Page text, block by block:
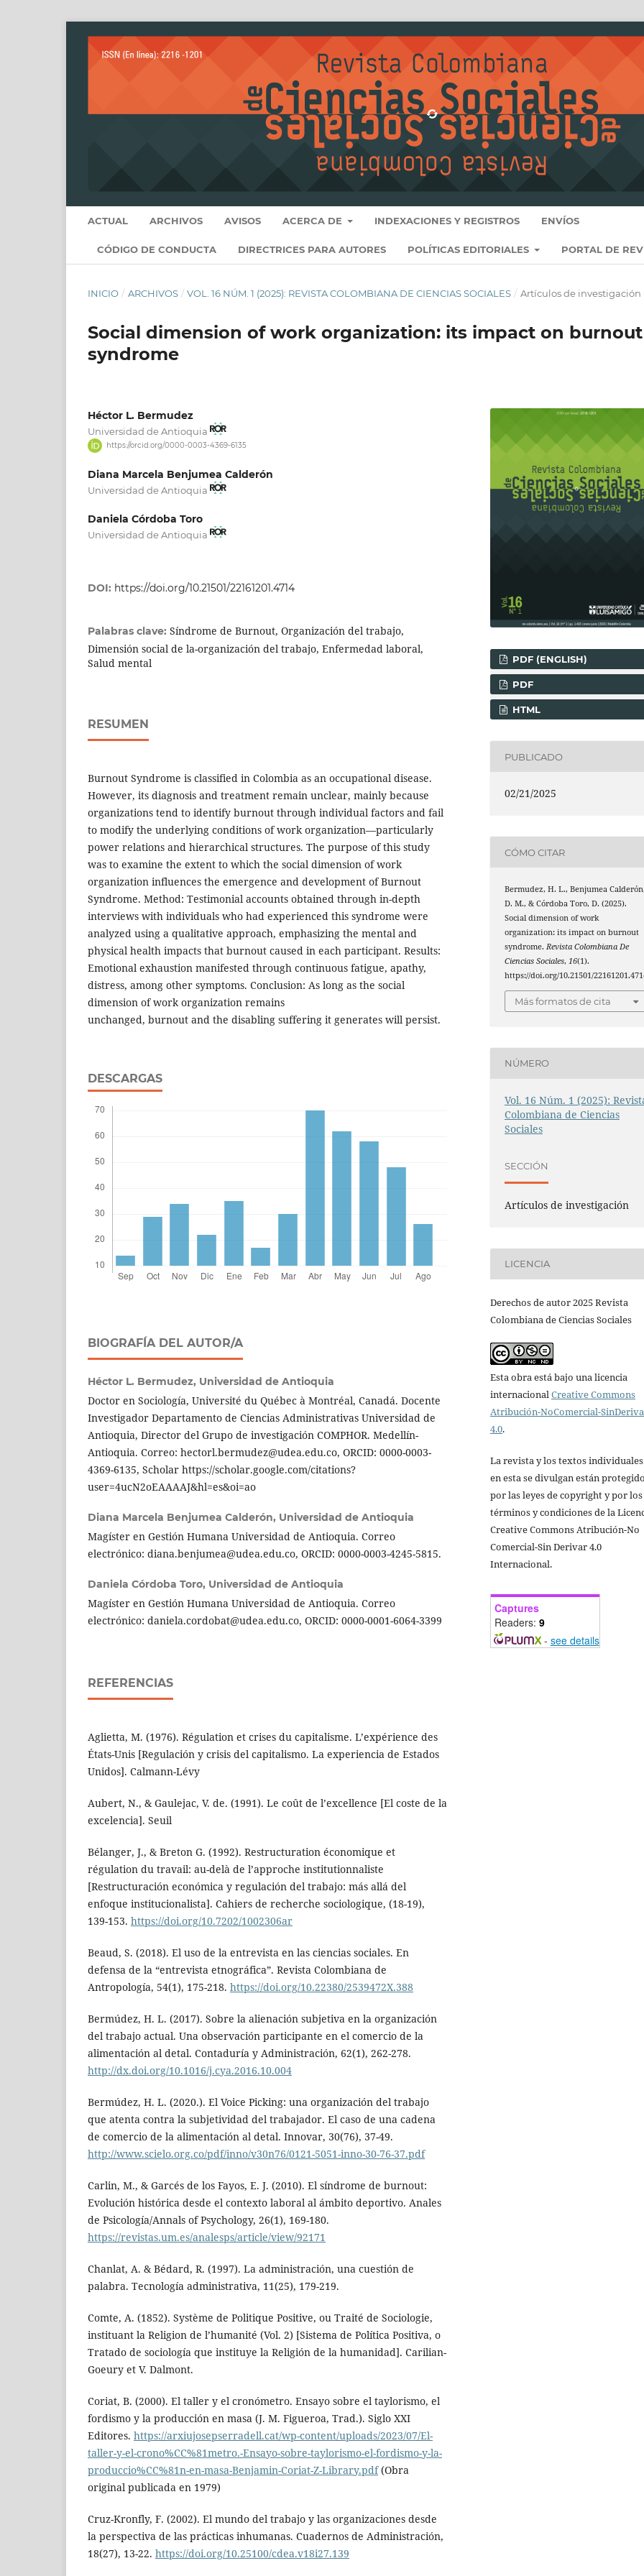
ACTUAL ARCHIVOS AVISOS ACERCA DE INDEXACIONES Y REGISTROS ENVÍOS
CÓDIGO DE CONDUCTA DIRECTRICES PARA AUTORES POLÍTICAS EDITORIALES PORTAL DE
INICIO / ARCHIVOS / VOL. 16 NÚM. 1 (2025): REVISTA COLOMBIANA DE CIENCIAS SOCIALES / Artículos de investigación
Social dimension of work organization: its impact on burnout
syndrome
Héctor L. Bermudez
Universidad de Antioquia
https://orcid.org/0000-0003-4369-6135
Diana Marcela Benjumea Calderón
Universidad de Antioquia
Daniela Córdoba Toro
Universidad de Antioquia
DOI: https://doi.org/10.21501/22161201.4714
Palabras clave: Síndrome de Burnout, Organización del trabajo,
Dimensión social de la-organización del trabajo, Enfermedad laboral,
Salud mental
RESUMEN
Burnout Syndrome is classified in Colombia as an occupational disease.
However, its diagnosis and treatment remain unclear, mainly because
organizations tend to identify burnout through individual factors and fail
to modify the underlying conditions of work organization—particularly
power relations and hierarchical structures. The purpose of this study
was to examine the extent to which the social dimension of work
organization influences the emergence and development of Burnout
Syndrome. Method: Testimonial accounts obtained through in-depth
interviews with individuals who had experienced this syndrome were
analyzed using a qualitative approach, emphasizing the mental and
physical health impacts that burnout caused in each participant. Results:
Emotional exhaustion manifested through continuous fatigue, apathy,
distress, among other symptoms. Conclusion: As long as the social
dimension of work organization remains
unchanged, burnout and the disabling suffering it generates will persist.
DESCARGAS
BIOGRAFÍA DEL AUTOR/A
Héctor L. Bermudez, Universidad de Antioquia
Doctor en Sociología, Université du Québec à Montréal, Canadá. Docente
Investigador Departamento de Ciencias Administrativas Universidad de
Antioquia, Director del Grupo de investigación COMPHOR. Medellín-
Antioquia. Correo: hectorl.bermudez@udea.edu.co, ORCID: 0000-0003-
4369-6135, Scholar https://scholar.google.com/citations?
user=4ucN2oEAAAAJ&hl=es&oi=ao
Diana Marcela Benjumea Calderón, Universidad de Antioquia
Magíster en Gestión Humana Universidad de Antioquia. Correo
electrónico: diana.benjumea@udea.edu.co, ORCID: 0000-0003-4245-5815.
Daniela Córdoba Toro, Universidad de Antioquia
Magíster en Gestión Humana Universidad de Antioquia. Correo
electrónico: daniela.cordobat@udea.edu.co, ORCID: 0000-0001-6064-3399
REFERENCIAS
Aglietta, M. (1976). Régulation et crises du capitalisme. L’expérience des
États-Unis [Regulación y crisis del capitalismo. La experiencia de Estados
Unidos]. Calmann-Lévy
Aubert, N., & Gaulejac, V. de. (1991). Le coût de l’excellence [El coste de la
excelencia]. Seuil
Bélanger, J., & Breton G. (1992). Restructuration économique et
régulation du travail: au-delà de l’approche institutionnaliste
[Restructuración económica y regulación del trabajo: más allá del
enfoque institucionalista]. Cahiers de recherche sociologique, (18-19),
139-153. https://doi.org/10.7202/1002306ar
Beaud, S. (2018). El uso de la entrevista en las ciencias sociales. En
defensa de la “entrevista etnográfica”. Revista Colombiana de
Antropología, 54(1), 175-218. https://doi.org/10.22380/2539472X.388
Bermúdez, H. L. (2017). Sobre la alienación subjetiva en la organización
del trabajo actual. Una observación participante en el comercio de la
alimentación al detal. Contaduría y Administración, 62(1), 262-278.
http://dx.doi.org/10.1016/j.cya.2016.10.004
Bermúdez, H. L. (2020.). El Voice Picking: una organización del trabajo
que atenta contra la subjetividad del trabajador. El caso de una cadena
de comercio de la alimentación al detal. Innovar, 30(76), 37-49.
http://www.scielo.org.co/pdf/inno/v30n76/0121-5051-inno-30-76-37.pdf
Carlin, M., & Garcés de los Fayos, E. J. (2010). El síndrome de burnout:
Evolución histórica desde el contexto laboral al ámbito deportivo. Anales
de Psicología/Annals of Psychology, 26(1), 169-180.
https://revistas.um.es/analesps/article/view/92171
Chanlat, A. & Bédard, R. (1997). La administración, una cuestión de
palabra. Tecnología administrativa, 11(25), 179-219.
Comte, A. (1852). Système de Politique Positive, ou Traité de Sociologie,
instituant la Religion de l’humanité (Vol. 2) [Sistema de Política Positiva, o
Tratado de sociología que instituye la Religión de la humanidad]. Carilian-
Goeury et V. Dalmont.
Coriat, B. (2000). El taller y el cronómetro. Ensayo sobre el taylorismo, el
fordismo y la producción en masa (J. M. Figueroa, Trad.). Siglo XXI
Editores. https://arxiujosepserradell.cat/wp-content/uploads/2023/07/El-
taller-y-el-crono%CC%81metro.-Ensayo-sobre-taylorismo-el-fordismo-y-la-
produccio%CC%81n-en-masa-Benjamin-Coriat-Z-Library.pdf(Obra
original publicada en 1979)
Cruz-Kronfly, F. (2002). El mundo del trabajo y las organizaciones desde
la perspectiva de las prácticas inhumanas. Cuadernos de Administración,
18(27), 13-22. https://doi.org/10.25100/cdea.v18i27.139
PDF (ENGLISH)
PDF
HTML
PUBLICADO
02/21/2025
CÓMO CITAR
Bermudez, H. L., Benjumea
D. M., & Córdoba Toro, D. (2025).
Social dimension of work
organization: its impact on burnout
syndrome.Revista Colombiana De
Ciencias Sociales,16(1).
https://doi.org/10.21501/
Más formatos de cita
NÚMERO
Vol. 16 Núm. 1 (2025):
Colombiana de Ciencias
Sociales
SECCIÓN
Artículos de investigación
LICENCIA
Derechos de autor 2025 Revista
Colombiana de Ciencias Sociales
Esta obra está bajo una licencia
internacionalCreative Commons
Atribución-NoComercial-
4.0.
La revista y los textos
en esta se divulgan están
por las leyes de copyright y por los
términos y condiciones de la
Creative Commons Atribución-No
Comercial-Sin Derivar 4.0
Internacional.
Captures
Readers: 9
- see details